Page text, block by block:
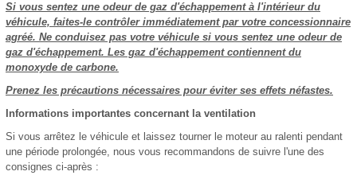
Si vous sentez une odeur de gaz d'échappement à l'intérieur du
véhicule, faites-le contrôler immédiatement par votre concessionnaire
agréé. Ne conduisez pas votre véhicule si vous sentez une odeur de
gaz d'échappement. Les gaz d'échappement contiennent du
monoxyde de carbone.
Prenez les précautions nécessaires pour éviter ses effets néfastes.
Informations importantes concernant la ventilation
Si vous arrêtez le véhicule et laissez tourner le moteur au ralenti pendant
une période prolongée, nous vous recommandons de suivre l'une des
consignes ci-après :